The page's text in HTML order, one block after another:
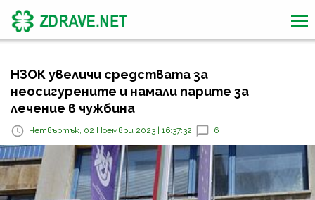
НЗОК увеличи средствата за
неосигурените и намали парите за
лечение в чужбина
Четвъртък, 02 Ноември 2023 | 16:37:32 6